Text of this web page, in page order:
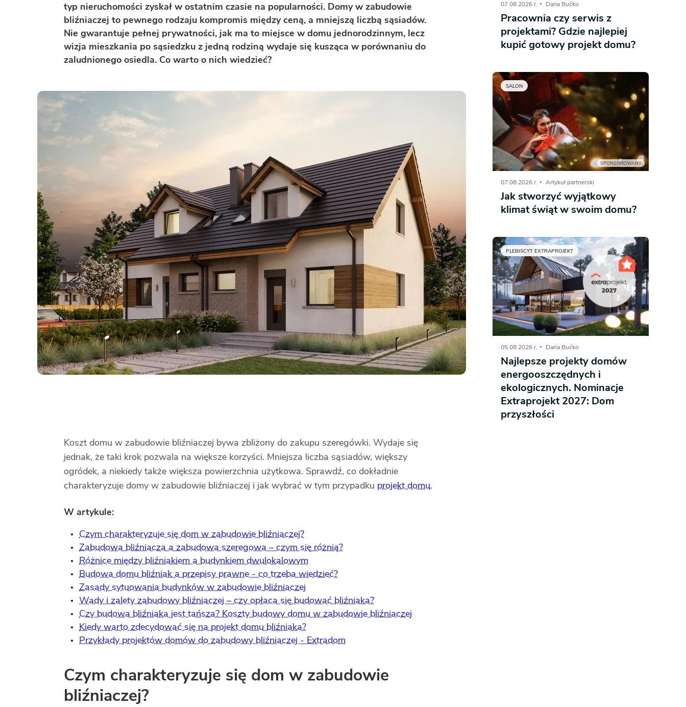
DODATKOWE ELEMENTY
Zobacz wszystkie kategorie
Dom pasywny- co to znaczy
AKADEMIA EXTRADOM.PL
BAZA WIEDZY
Zobacz wszystkie porady
typ nieruchomości zyskał w ostatnim czasie na popularności. Domy w zabudowie
bliźniaczej to pewnego rodzaju kompromis między ceną, a mniejszą liczbą sąsiadów.
Nie gwarantuje pełnej prywatności, jak ma to miejsce w domu jednorodzinnym, lecz
wizja mieszkania po sąsiedzku z jedną rodziną wydaje się kusząca w porównaniu do
zaludnionego osiedla. Co warto o nich wiedzieć?
Koszt domu w zabudowie bliźniaczej bywa zbliżony do zakupu szeregówki. Wydaje się
jednak, że taki krok pozwala na większe korzyści. Mniejsza liczba sąsiadów, większy
ogródek, a niekiedy także większa powierzchnia użytkowa. Sprawdź, co dokładnie
charakteryzuje domy w zabudowie bliźniaczej i jak wybrać w tym przypadku projekt domu.
W artykule:
Czym charakteryzuje się dom w zabudowie bliźniaczej?
Zabudowa bliźniacza a zabudowa szeregowa – czym się różnią?
Różnice między bliźniakiem a budynkiem dwulokalowym
Budowa domu bliźniak a przepisy prawne - co trzeba wiedzieć?
Zasady sytuowania budynków w zabudowie bliźniaczej
Wady i zalety zabudowy bliźniaczej – czy opłaca się budować bliźniaka?
Czy budowa bliźniaka jest tańsza? Koszty budowy domu w zabudowie bliźniaczej
Kiedy warto zdecydować się na projekt domu bliźniaka?
Przykłady projektów domów do zabudowy bliźniaczej - Extradom
Czym charakteryzuje się dom w zabudowie
bliźniaczej?
07.08.2026 r. Daria Bućko
Pracownia czy serwis z
projektami? Gdzie najlepiej
kupić gotowy projekt domu?
SALON
SPONSOROWANY
07.08.2026 r. Artykuł partnerski
Jak stworzyć wyjątkowy
klimat świąt w swoim domu?
PLEBISCYT EXTRAPROJEKT
05.08.2026 r. Daria Bućko
Najlepsze projekty domów
energooszczędnych i
ekologicznych. Nominacje
Extraprojekt 2027: Dom
przyszłości